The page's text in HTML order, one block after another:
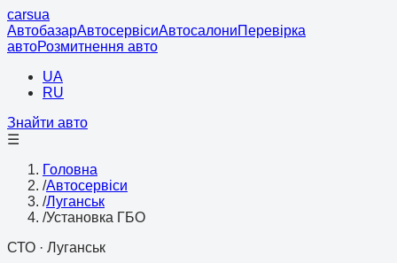
carsua
АвтобазарАвтосервісиАвтосалониПеревірка
автоРозмитнення авто
UA
RU
Знайти авто
☰
Головна
/Автосервіси
/Луганськ
/Установка ГБО
СТО · Луганськ